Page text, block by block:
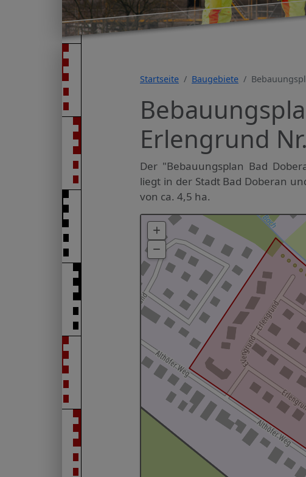
Startseite Baugebiete
Erlengrund
Der "Bebauungsplan Bad
liegt in der Stadt Bad Doberan
von ca. 4,5 ha.